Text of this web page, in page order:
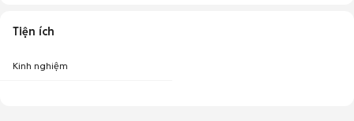
Tiện ích
Kinh nghiệm